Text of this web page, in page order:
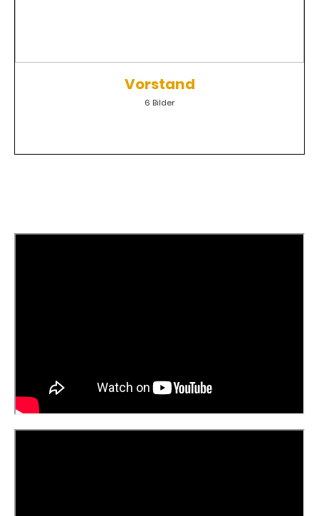
Vorstand
6 Bilder